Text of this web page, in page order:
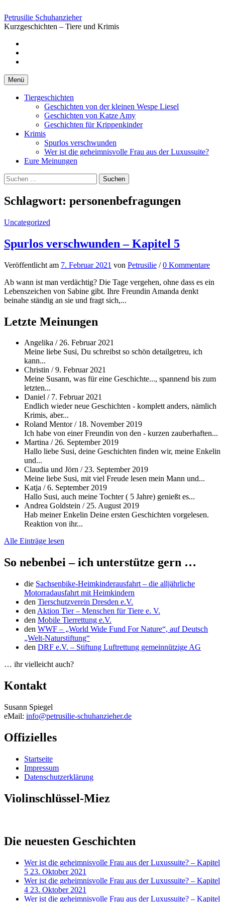
zum
Inhalt
Petrusilie Schuhanzieher
Kurzgeschichten – Tiere und Krimis
Menü
Tiergeschichten
Geschichten von der kleinen Wespe Liesel
Geschichten von Katze Amy
Geschichten für Krippenkinder
Krimis
Spurlos verschwunden
Wer ist die geheimnisvolle Frau aus der Luxussuite?
Eure Meinungen
Suchen
nach:
Schlagwort: personenbefragungen
Uncategorized
Spurlos verschwunden – Kapitel 5
Veröffentlicht am 7. Februar 2021 von Petrusilie /0 Kommentare
Ab wann ist man verdächtig? Die Tage vergehen, ohne dass es ein
Lebenszeichen von Sabine gibt. Ihre Freundin Amanda denkt
beinahe ständig an sie und fragt sich,...
Letzte Meinungen
Angelika /26. Februar 2021
Meine liebe Susi, Du schreibst so schön detailgetreu, ich
kann...
Christin /9. Februar 2021
Meine Susann, was für eine Geschichte..., spannend bis zum
letzten...
Daniel / 7. Februar 2021
Endlich wieder neue Geschichten - komplett anders, nämlich
Krimis, aber...
Roland Mentor/ 18. November 2019
Ich habe von einer Freundin von den - kurzen zauberhaften...
Martina /26. September 2019
Hallo liebe Susi, deine Geschichten finden wir, meine Enkelin
und...
Claudia und Jörn /23. September 2019
Meine liebe Susi, mit viel Freude lesen mein Mann und...
Katja /6. September 2019
Hallo Susi, auch meine Tochter ( 5 Jahre) genießt es...
Andrea Goldstein /25. August 2019
Hab meiner Enkelin Deine ersten Geschichten vorgelesen.
Reaktion von ihr...
Alle Einträge lesen
So nebenbei – ich unterstütze gern …
die Sachsenbike-Heimkinderausfahrt – die alljährliche
Motorradausfahrt mit Heimkindern
den Tierschutzverein Dresden e.V.
den Aktion Tier – Menschen für Tiere e. V.
den Mobile Tierrettung e.V.
den WWF – „World Wide Fund For Nature“, auf Deutsch
„Welt-Naturstiftung“
den DRF e.V. – Stiftung Luftrettung gemeinnützige AG
… ihr vielleicht auch?
Kontakt
Susann Spiegel
eMail: info@petrusilie-schuhanzieher.de
Offizielles
Startseite
Impressum
Datenschutzerklärung
Violinschlüssel-Miez
Die neuesten Geschichten
Wer ist die geheimnisvolle Frau aus der Luxussuite? – Kapitel
5 23. Oktober 2021
Wer ist die geheimnisvolle Frau aus der Luxussuite? – Kapitel
4 23. Oktober 2021
Wer ist die geheimnisvolle Frau aus der Luxussuite? – Kapitel